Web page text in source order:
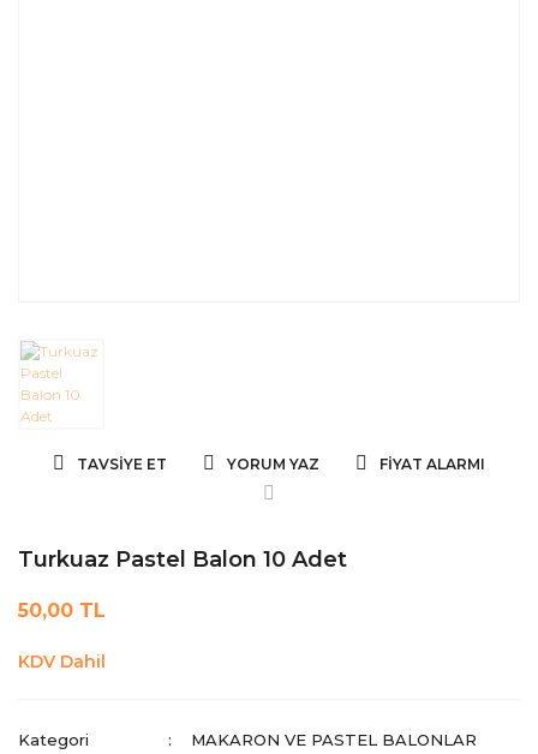
TAVSIYE ET YORUM YAZ FIYAT ALARMI
Turkuaz Pastel Balon 10 Adet
50,00 TL
KDV Dahil
Kategori
MAKARON VE PASTEL BALONLAR